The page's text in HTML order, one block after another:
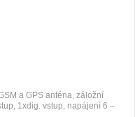
a GPS anténa, záložní
1xdig. vstup, napájení 6 –